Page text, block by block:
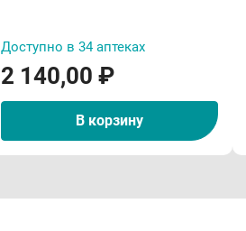
Доступно в 34 аптеках
2 140,00 ₽
В корзину